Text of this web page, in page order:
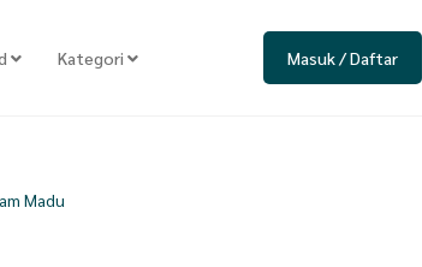
Kategori Masuk / Daftar
Madu